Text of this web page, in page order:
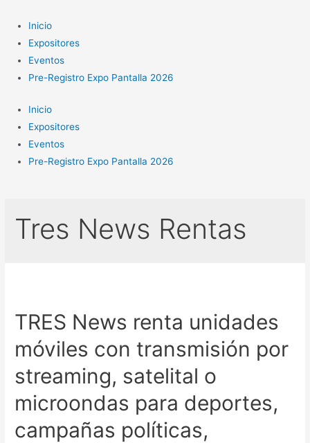
contenido
Inicio
Expositores
Eventos
Pre-Registro Expo Pantalla 2026
Inicio
Expositores
Eventos
Pre-Registro Expo Pantalla 2026
Tres News Rentas
TRES News renta unidades
móviles con transmisión por
streaming, satelital o
microondas para deportes,
campañas políticas,